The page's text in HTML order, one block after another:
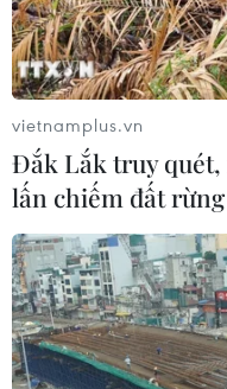
Từ ngày 23/11,
không khí lạnh
20/11/2016 10:26
Khoảng ngày 23/11,
vietnamplus.vn
Đắk Lắk truy
lấn chiếm đất rừng